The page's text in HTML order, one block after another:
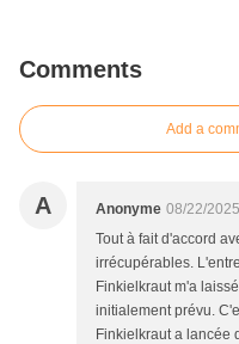
Comments
Add a
A Anonyme 08/22/
Tout à fait d'accord
irrécupérables.
Finkielkraut m'a
initialement prévu.
Finkielkraut a lancée